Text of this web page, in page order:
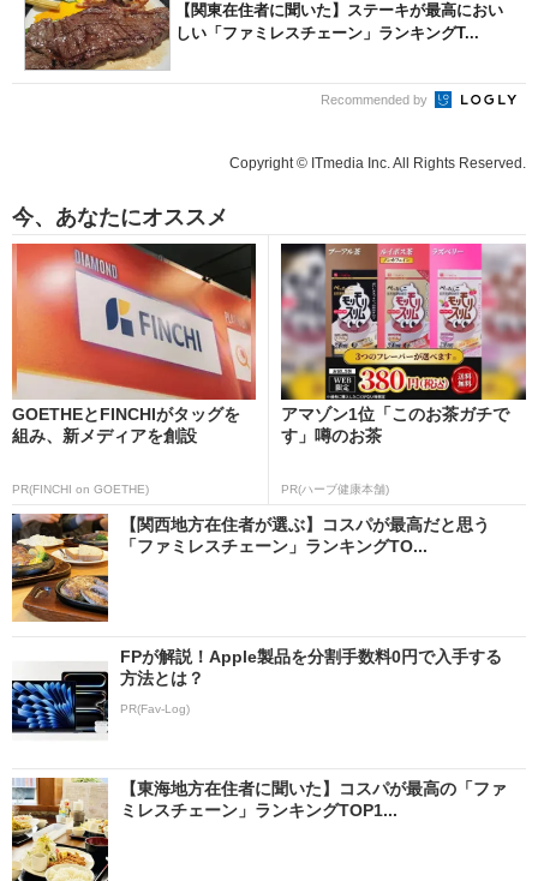
【関東在住者に聞いた】ステーキが最高におい
しい「ファミレスチェーン」ランキングT...
Recommended by
Copyright © ITmedia Inc. All Rights Reserved.
今、あなたにオススメ
GOETHEとFINCHIがタッグを
組み、新メディアを創設
PR(FINCHI on GOETHE)
アマゾン1位「このお茶ガチで
す」噂のお茶
PR(ハーブ健康本舗)
【関西地方在住者が選ぶ】コスパが最高だと思う
「ファミレスチェーン」ランキングTO...
FPが解説！Apple製品を分割手数料0円で入手する
方法とは？
PR(Fav-Log)
【東海地方在住者に聞いた】コスパが最高の「ファ
ミレスチェーン」ランキングTOP1...